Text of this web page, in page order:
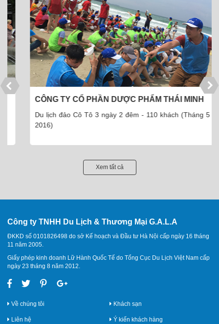
CÔNG TY CỔ PHẦN DƯỢC PHẨM THÁI MINH
Du lịch đảo Cô Tô 3 ngày 2 đêm - 110 khách (Tháng 5 -
2016)
Xem tất cả
Công ty TNHH Du Lịch & Thương Mại G.A.L.A
ĐKKD số 0101826498 do sở Kế hoạch và Đầu tư Hà Nội cấp ngày 16 tháng
11 năm 2005.
Giấy phép kinh doanh Lữ Hành Quốc Tế do Tổng Cục Du Lịch Việt Nam cấp
ngày 23 tháng 8 năm 2012.
Về chúng tôi
Liên hệ
Khách sạn
Ý kiến khách hàng